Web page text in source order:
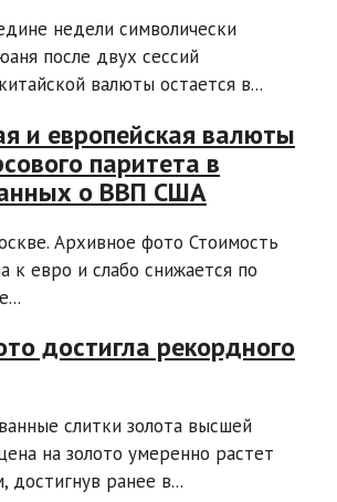
недели символически
после двух сессий
валюты остается в...
и европейская валюты
паритета в
о ВВП США
Архивное фото Стоимость
к евро и слабо снижается по
достигла рекордного
слитки золота высшей
на золото умеренно растет
достигнув ранее в...